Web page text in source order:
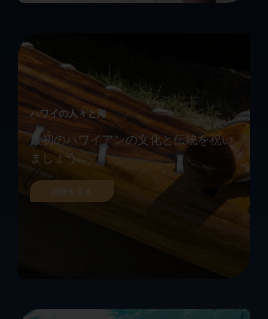
ハワイの人々と海
最初のハワイアンの文化と伝統を祝い
ましょう...
詳細を見る